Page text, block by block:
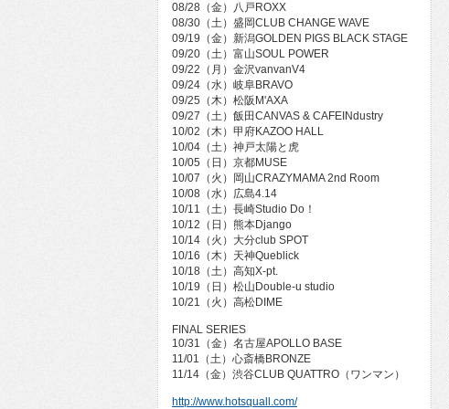
08/28（金）八戸ROXX
08/30（土）盛岡CLUB CHANGE WAVE
09/19（金）新潟GOLDEN PIGS BLACK STAGE
09/20（土）富山SOUL POWER
09/22（月）金沢vanvanV4
09/24（水）岐阜BRAVO
09/25（木）松阪M'AXA
09/27（土）飯田CANVAS & CAFEINdustry
10/02（木）甲府KAZOO HALL
10/04（土）神戸太陽と虎
10/05（日）京都MUSE
10/07（火）岡山CRAZYMAMA 2nd Room
10/08（水）広島4.14
10/11（土）長崎Studio Do！
10/12（日）熊本Django
10/14（火）大分club SPOT
10/16（木）天神Queblick
10/18（土）高知X-pt.
10/19（日）松山Double-u studio
10/21（火）高松DIME
FINAL SERIES
10/31（金）名古屋APOLLO BASE
11/01（土）心斎橋BRONZE
11/14（金）渋谷CLUB QUATTRO（ワンマン）
http://www.hotsquall.com/